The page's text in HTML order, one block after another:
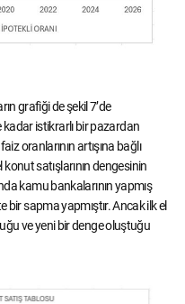
grafiği de şekil 7’de
istikrarlı bir pazardan
oranlarının artışına bağlı
satışlarının dengesinin
kamu bankalarının yapmış
sapma yapmıştır. Ancak ilk el
ve yeni bir denge oluştuğu